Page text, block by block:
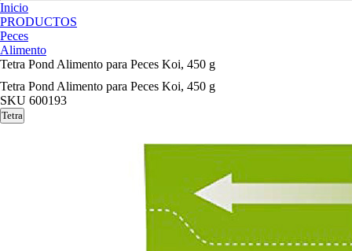
Inicio
PRODUCTOS
Peces
Alimento
Tetra Pond Alimento para Peces Koi, 450 g
Tetra Pond Alimento para Peces Koi, 450 g
SKU 600193
Tetra